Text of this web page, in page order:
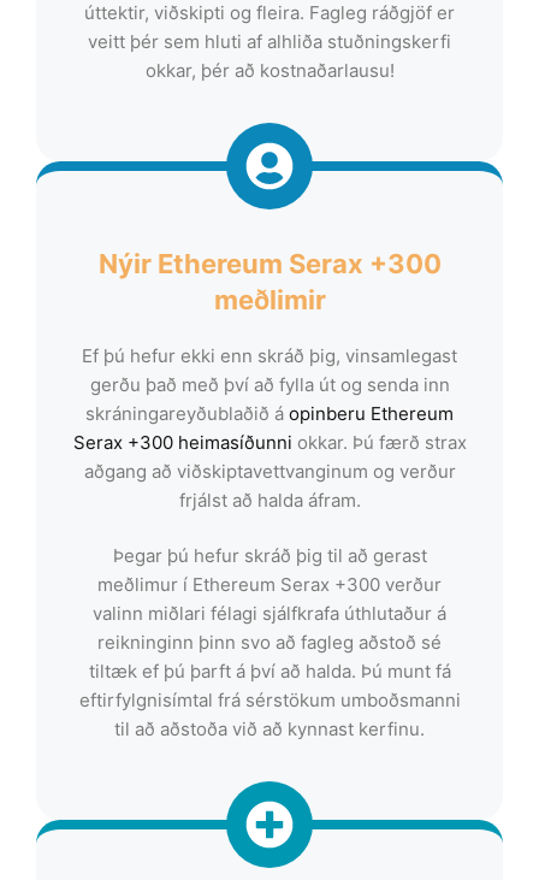
úttektir, viðskipti og fleira. Fagleg ráðgjöf er
veitt þér sem hluti af alhliða stuðningskerfi
okkar, þér að kostnaðarlausu!
Nýir Ethereum Serax +300
meðlimir
Ef þú hefur ekki enn skráð þig, vinsamlegast
gerðu það með því að fylla út og senda inn
skráningareyðublaðið á opinberu Ethereum
Serax +300 heimasíðunni okkar. Þú færð strax
aðgang að viðskiptavettvanginum og verður
frjálst að halda áfram.
Þegar þú hefur skráð þig til að gerast
meðlimur í Ethereum Serax +300 verður
valinn miðlari félagi sjálfkrafa úthlutaður á
reikninginn þinn svo að fagleg aðstoð sé
tiltæk ef þú þarft á því að halda. Þú munt fá
eftirfylgnisímtal frá sérstökum umboðsmanni
til að aðstoða við að kynnast kerfinu.